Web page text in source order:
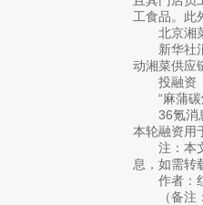
工食品。此
北京湘
新华社
动湘菜供应
投融资
“麻蒲
36氪消
本轮融资用
注：本
息，如需转
作者：
（备